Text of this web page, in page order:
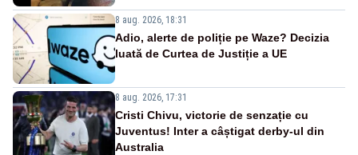
8 aug. 2026, 18:31
Adio, alerte de poliție pe Waze? Decizia
luată de Curtea de Justiție a UE
8 aug. 2026, 17:31
Cristi Chivu, victorie de senzație cu
Juventus! Inter a câștigat derby-ul din
Australia